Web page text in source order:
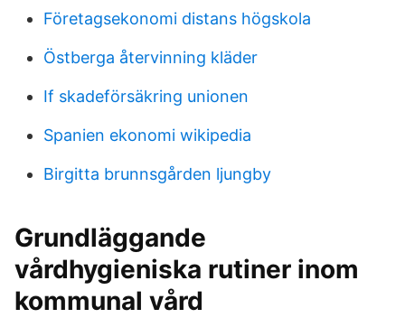
Företagsekonomi distans högskola
Östberga återvinning kläder
If skadeförsäkring unionen
Spanien ekonomi wikipedia
Birgitta brunnsgården ljungby
Grundläggande
vårdhygieniska rutiner inom
kommunal vård